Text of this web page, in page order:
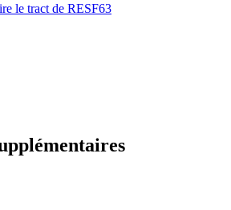
le tract de RESF63